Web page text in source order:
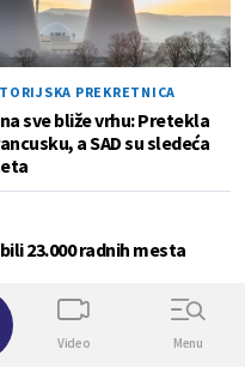
PREKRETNICA
sve bliže vrhu: Pretekla
a SAD su sledeća
23.000 radnih mesta
Video Menu